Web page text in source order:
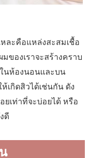
ละคือแหล่งสะสมเชื้อ
ของเราจะสร้างคราบ
นห้องนอนและบน
กิดสิวได้เช่นกัน ดัง
เท่าที่จะบ่อยได้ หรือ
ดี